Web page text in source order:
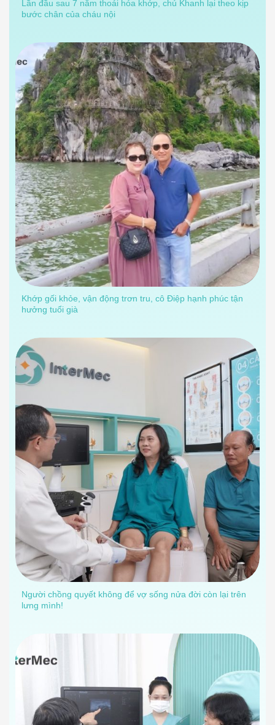
Lần đầu sau 7 năm thoái hóa khớp, chú Khanh lại theo kịp
bước chân của cháu nội
Khớp gối khỏe, vận động trơn tru, cô Điệp hạnh phúc tận
hưởng tuổi già
Người chồng quyết không để vợ sống nửa đời còn lại trên
lưng mình!